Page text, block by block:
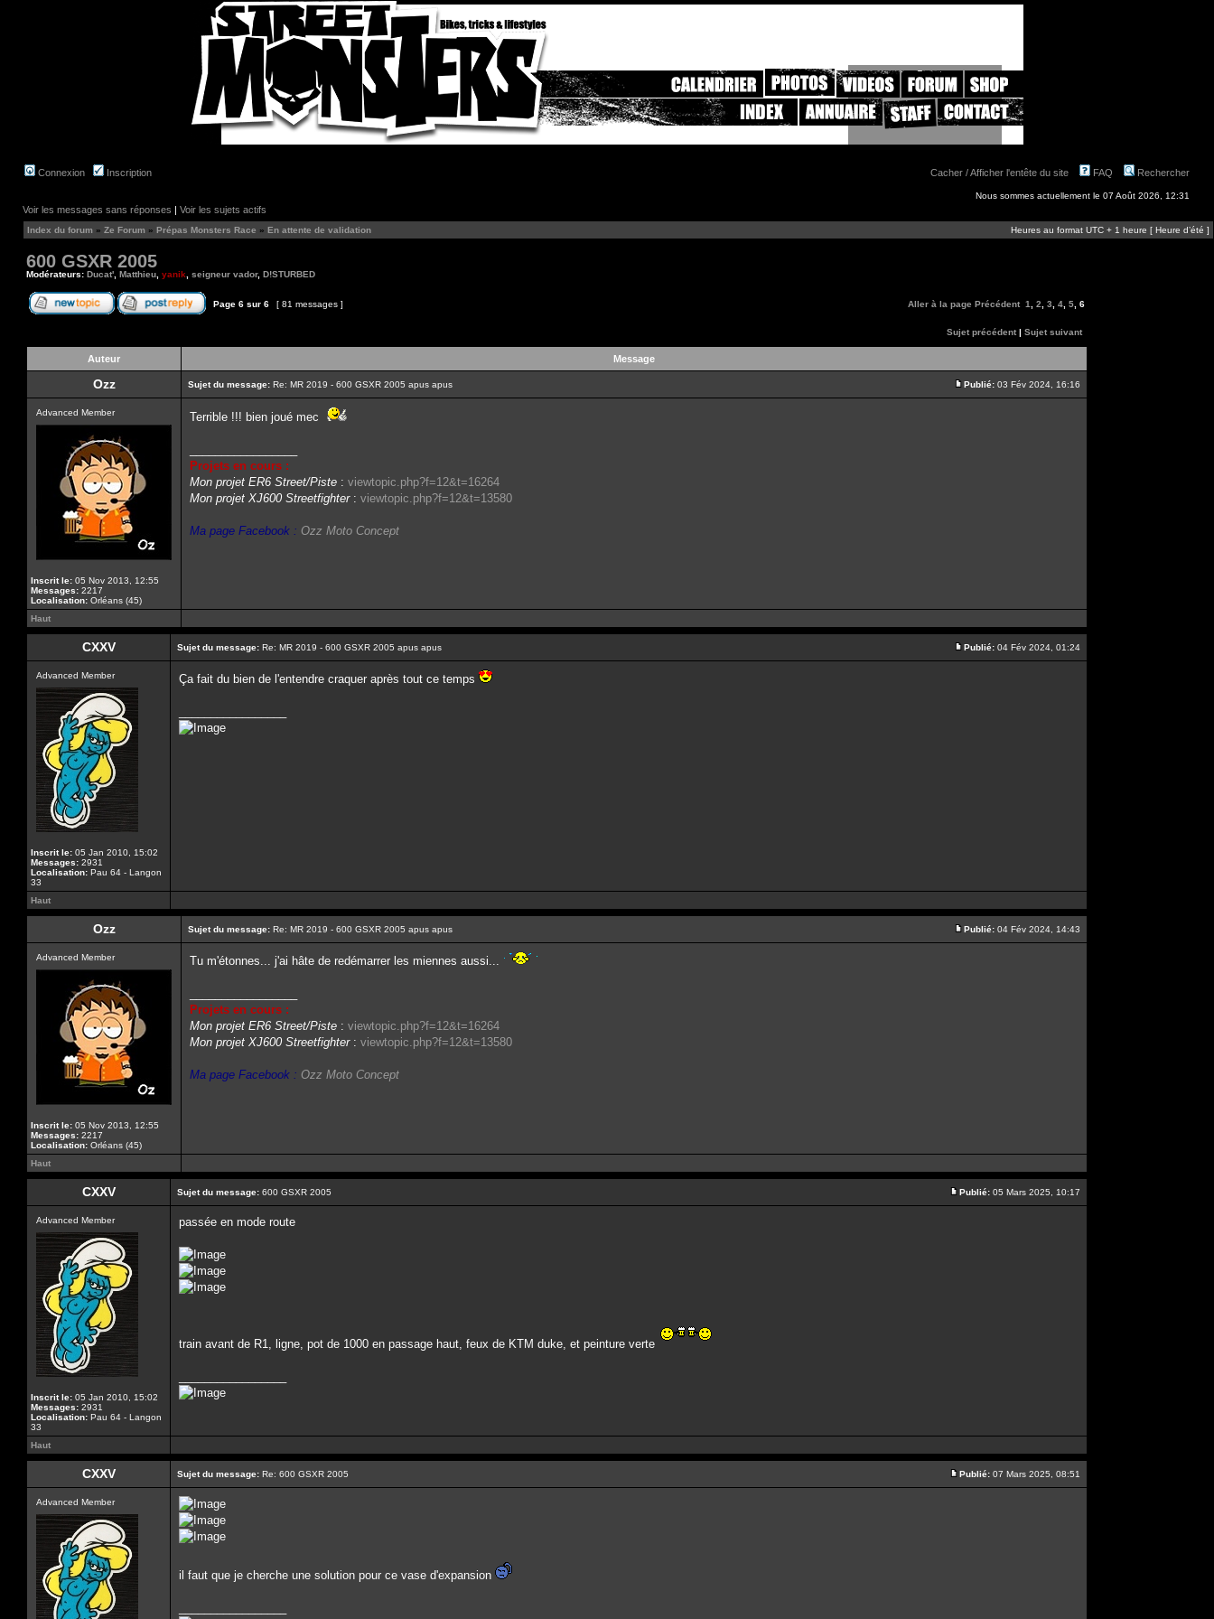
Connexion Inscription Cacher / Afficher l'entête du site FAQ Rechercher
Nous sommes actuellement le 07 Août 2026, 12:31
Voir les messages sans réponses | Voir les sujets actifs
Index du forum » Ze Forum » Prépas Monsters Race » En attente de validation Heures au format UTC + 1 heure [ Heure d’été ]
600 GSXR 2005
Modérateurs: Ducat' Matthieu yanik seigneur vador, D!STURBED
Page 6 sur 6 [ 81 messages ] Aller à la page Précédent 1 2 3 4 5 6
Sujet précédent | Sujet suivant
Auteur Message
Ozz Sujet du message: Re: MR 2019 - 600 GSXR 2005 apus apus Publié: 03 Fév 2024, 16:16
Advanced Member
Inscrit le: 05 Nov 2013, 12:55
Messages: 2217
Localisation: Orléans (45)
Terrible !!! bien joué mec
Projets en cours :
Mon projet ER6 Street/Piste : viewtopic.php?f=12&t=16264
Mon projet XJ600 Streetfighter: viewtopic.php?f=12&t=13580
Ma page Facebook : Ozz Moto Concept
Haut
CXXV Sujet du message: Re: MR 2019 - 600 GSXR 2005 apus apus Publié: 04 Fév 2024, 01:24
Advanced Member
Inscrit le: 05 Jan 2010, 15:02
Messages: 2931
Localisation: Pau 64 - Langon
33
Ça fait du bien de l'entendre craquer après tout ce temps
Haut
Ozz Sujet du message: Re: MR 2019 - 600 GSXR 2005 apus apus Publié: 04 Fév 2024, 14:43
Advanced Member
Inscrit le: 05 Nov 2013, 12:55
Messages: 2217
Localisation: Orléans (45)
Tu m'étonnes... j'ai hâte de redémarrer les miennes aussi...
Projets en cours :
Mon projet ER6 Street/Piste : viewtopic.php?f=12&t=16264
Mon projet XJ600 Streetfighter: viewtopic.php?f=12&t=13580
Ma page Facebook : Ozz Moto Concept
Haut
CXXV Sujet du message: 600 GSXR 2005 Publié: 05 Mars 2025, 10:17
Advanced Member
Inscrit le: 05 Jan 2010, 15:02
Messages: 2931
Localisation: Pau 64 - Langon
33
passée en mode route
train avant de R1, ligne, pot de 1000 en passage haut, feux de KTM duke, et peinture verte
Haut
CXXV Sujet du message: Re: 600 GSXR 2005 Publié: 07 Mars 2025, 08:51
Advanced Member
il faut que je cherche une solution pour ce vase d'expansion